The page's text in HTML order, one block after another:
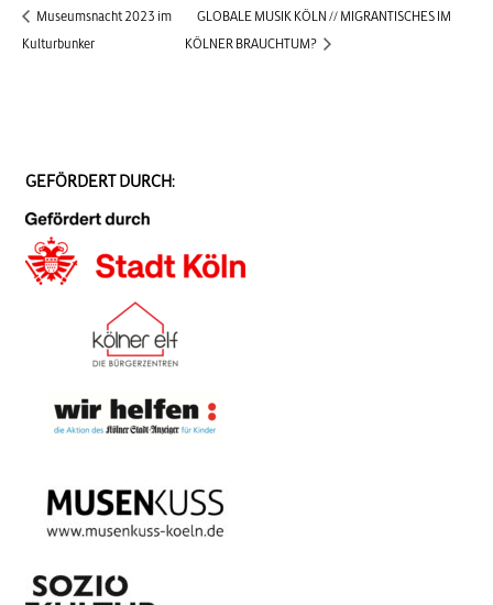
Museumsnacht 2023 im
Kulturbunker
GLOBALE MUSIK KÖLN // MIGRANTISCHES IM
KÖLNER BRAUCHTUM?
GEFÖRDERT DURCH: